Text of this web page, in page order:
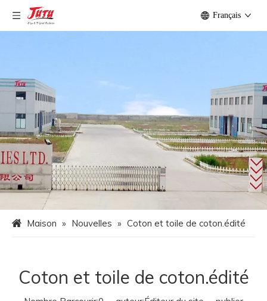
Français
Maison » Nouvelles » Coton et toile de coton.édité
Coton et toile de coton.édité